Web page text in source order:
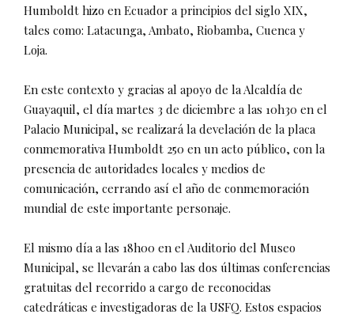
Humboldt hizo en Ecuador a principios del siglo XIX,
tales como: Latacunga, Ambato, Riobamba, Cuenca y
Loja.
En este contexto y gracias al apoyo de la Alcaldía de
Guayaquil, el día martes 3 de diciembre a las 10h30 en el
Palacio Municipal, se realizará la develación de la placa
conmemorativa Humboldt 250 en un acto público, con la
presencia de autoridades locales y medios de
comunicación, cerrando así el año de conmemoración
mundial de este importante personaje.
El mismo día a las 18h00 en el Auditorio del Museo
Municipal, se llevarán a cabo las dos últimas conferencias
gratuitas del recorrido a cargo de reconocidas
catedráticas e investigadoras de la USFQ. Estos espacios